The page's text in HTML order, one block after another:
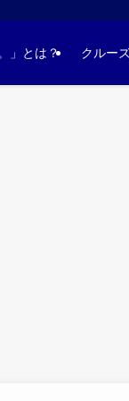
」とは？ クルー